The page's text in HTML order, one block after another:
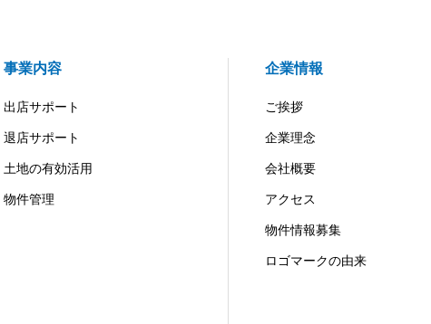
事業内容
出店サポート
退店サポート
土地の有効活用
物件管理
企業情報
ご挨拶
企業理念
会社概要
アクセス
物件情報募集
ロゴマークの由来